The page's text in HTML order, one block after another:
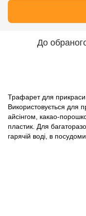
До
Трафарет для прикраси
Використовується для
айсінгом, какао-
пластик. Для
гарячій воді, в